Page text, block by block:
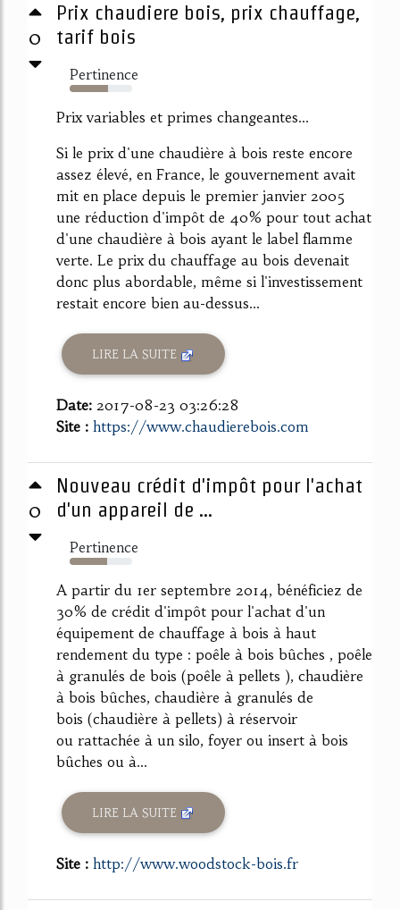
0
Prix chaudiere bois, prix chauffage,
tarif bois
Pertinence
61%
Prix variables et primes changeantes...
Si le prix d'une chaudière à bois reste encore
assez élevé, en France, le gouvernement avait
mit en place depuis le premier janvier 2005
une réduction d'impôt de 40% pour tout achat
d'une chaudière à bois ayant le label flamme
verte. Le prix du chauffage au bois devenait
donc plus abordable, même si l'investissement
restait encore bien au-dessus...
LIRE LA SUITE
Date: 2017-08-23 03:26:28
Site : https://www.chaudierebois.com
0
Nouveau crédit d'impôt pour l'achat
d'un appareil de ...
Pertinence
60%
A partir du 1er septembre 2014, bénéficiez de
30% de crédit d'impôt pour l'achat d'un
équipement de chauffage à bois à haut
rendement du type : poêle à bois bûches , poêle
à granulés de bois (poêle à pellets ), chaudière
à bois bûches, chaudière à granulés de
bois (chaudière à pellets) à réservoir
ou rattachée à un silo, foyer ou insert à bois
bûches ou à...
LIRE LA SUITE
Site : http://www.woodstock-bois.fr